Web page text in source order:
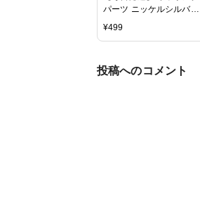
パーツ ニッケルシルバー
20個 (丸タイプ) アクセサ
材 イヤリング金具 ハンド
¥499
投稿へのコメント